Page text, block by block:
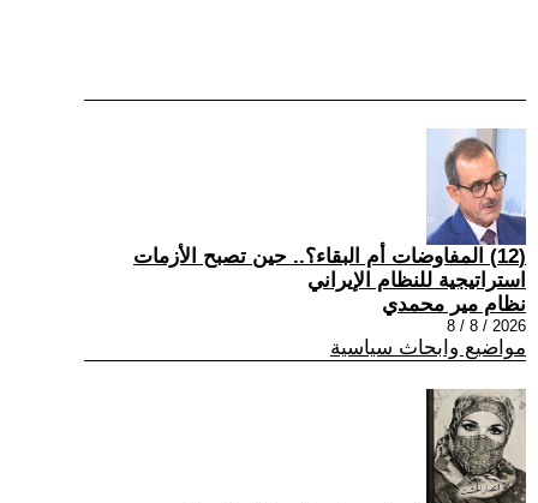
(12) المفاوضات أم البقاء؟.. حين تصبح الأزمات
استراتيجية للنظام الإيراني
نظام مير محمدي
2026 / 8 / 8
مواضيع وابحاث سياسية